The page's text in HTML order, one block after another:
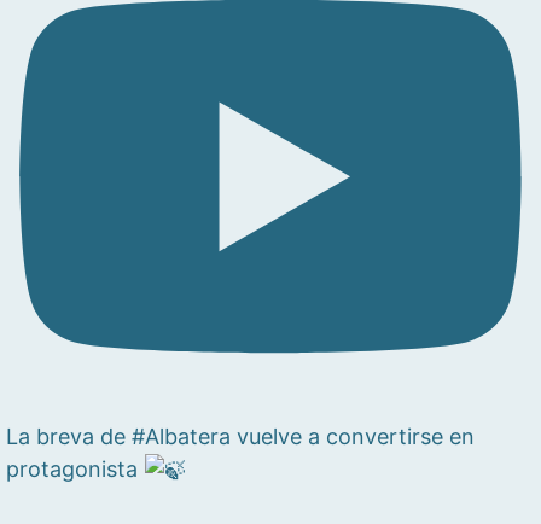
La breva de #Albatera vuelve a convertirse en
protagonista